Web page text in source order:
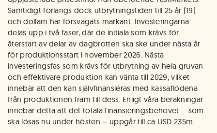
Samtidigt förlängs dock utbrytningstiden till 25 år (19)
och dollarn har försvagats markant. Investeringarna
delas upp i två faser, där de initiala som krävs för
återstart av delar av dagbrotten ska ske under nästa år
för produktionsstart i november 2026. Nästa
investeringsfas som krävs för utbrytning av hela gruvan
och effektivare produktion kan vänta till 2029, vilket
innebär att den kan självfinansieras med kassaflödena
från produktionen fram till dess. Enligt våra beräkningar
innebär detta att det totala finansieringsbehovet – som
ska lösas nu under hösten – uppgår till ca USD 235m.